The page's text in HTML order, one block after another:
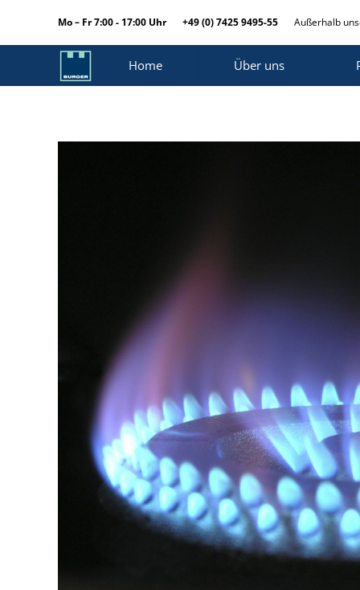
Mo – Fr 7:00 - 17:00 Uhr +49 (0) 7425 9495-55 Außerhalb
Home Über uns